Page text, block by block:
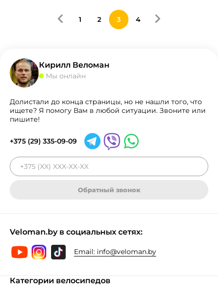
1 2 3 4
Кирилл Веломан
Мы онлайн
Долистали до конца страницы, но не нашли того, что
ищете? Я помогу Вам в любой ситуации. Звоните или
пишите!
+375 (29) 335-09-09
Обратный звонок
Veloman.by в социальных сетях:
Email: info@veloman.by
Категории велосипедов